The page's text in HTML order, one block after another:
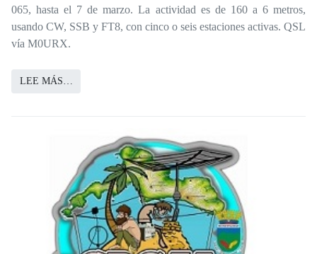
065, hasta el 7 de marzo. La actividad es de 160 a 6 metros,
usando CW, SSB y FT8, con cinco o seis estaciones activas. QSL
vía M0URX.
LEE MÁS…